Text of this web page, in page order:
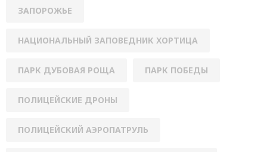
ЗАПОРОЖЬЕ
НАЦИОНАЛЬНЫЙ ЗАПОВЕДНИК ХОРТИЦА
ПАРК ДУБОВАЯ РОЩА ПАРК ПОБЕДЫ
ПОЛИЦЕЙСКИЕ ДРОНЫ
ПОЛИЦЕЙСКИЙ АЭРОПАТРУЛЬ